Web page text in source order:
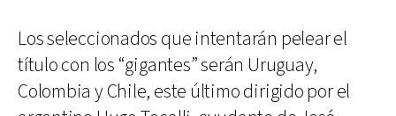
Los seleccionados que intentarán pelear el
título con los “gigantes” serán Uruguay,
Colombia y Chile, este último dirigido por el